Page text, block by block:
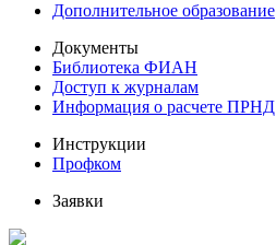
Дополнительное образование
Документы
Библиотека ФИАН
Доступ к журналам
Информация о расчете ПРНД
Инструкции
Профком
Заявки